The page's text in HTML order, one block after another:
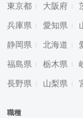
東京都 大阪府
兵庫県 愛知県
静岡県 北海道
福島県 栃木県
長野県 山梨県
職種